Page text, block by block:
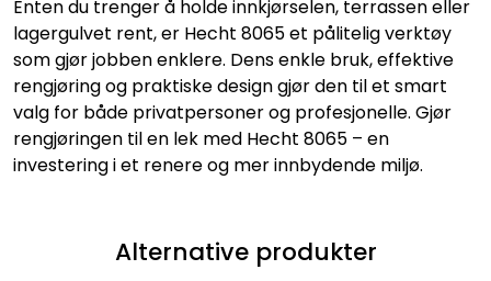
Enten du trenger å holde innkjørselen, terrassen eller
lagergulvet rent, er Hecht 8065 et pålitelig verktøy
som gjør jobben enklere. Dens enkle bruk, effektive
rengjøring og praktiske design gjør den til et smart
valg for både privatpersoner og profesjonelle. Gjør
rengjøringen til en lek med Hecht 8065 – en
investering i et renere og mer innbydende miljø.
Alternative produkter